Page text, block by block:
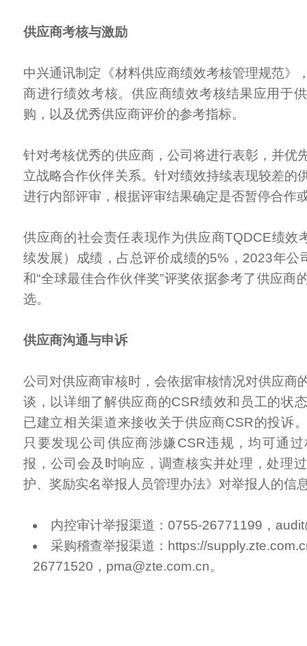
供应商考核与激励
中兴通讯制定《材料供应商绩效考核管理规范》
商进行绩效考核。供应商绩效考核结果应用于
购，以及优秀供应商评价的参考指标。
针对考核优秀的供应商，公司将进行表彰，并优
立战略合作伙伴关系。针对绩效持续表现较差的
进行内部评审，根据评审结果确定是否暂停合作
供应商的社会责任表现作为供应商TQDCE绩效
续发展）成绩，占总评价成绩的5%，2023年公
和“全球最佳合作伙伴奖”评奖依据参考了供应商
选。
供应商沟通与申诉
公司对供应商审核时，会依据审核情况对供应商
谈，以详细了解供应商的CSR绩效和员工的状
已建立相关渠道来接收关于供应商CSR的投诉
只要发现公司供应商涉嫌CSR违规，均可通
报，公司会及时响应，调查核实并处理，处理
护、奖励实名举报人员管理办法》对举报人的信
内控审计举报渠道：0755-26771199，
采购稽查举报渠道：https://
26771520，pma@zte.com.cn。